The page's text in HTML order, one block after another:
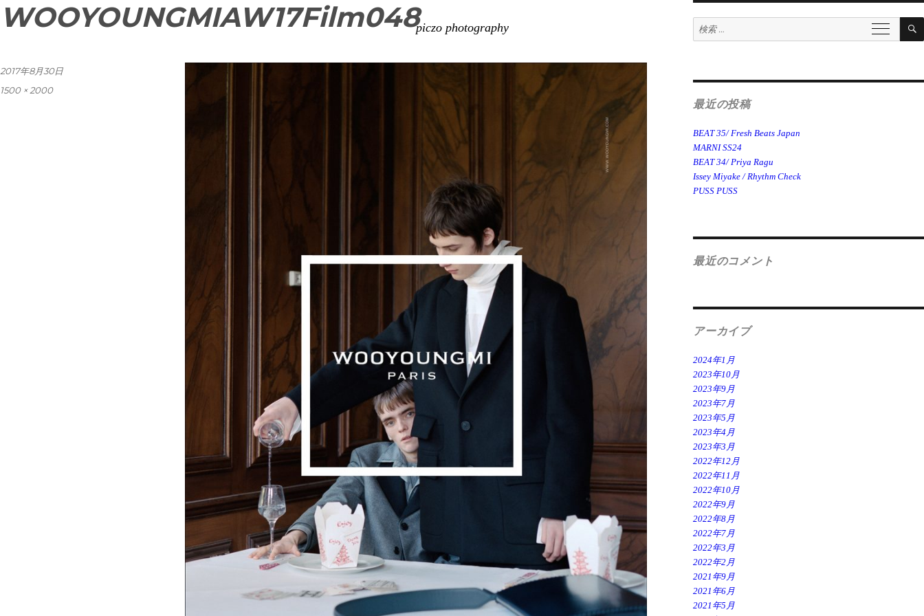
piczo photography
WOOYOUNGMIAW17Film048
投
稿
2017年8月30日
フ
1500 × 2000
検
索:
最近の投稿
BEAT 35/ Fresh Beats Japan
MARNI SS24
BEAT 34/ Priya Ragu
Issey Miyake / Rhythm Check
PUSS PUSS
最近のコメント
アーカイブ
2024年1月
2023年10月
2023年9月
2023年7月
2023年5月
2023年4月
2023年3月
2022年12月
2022年11月
2022年10月
2022年9月
2022年8月
2022年7月
2022年3月
2022年2月
2021年9月
2021年6月
2021年5月